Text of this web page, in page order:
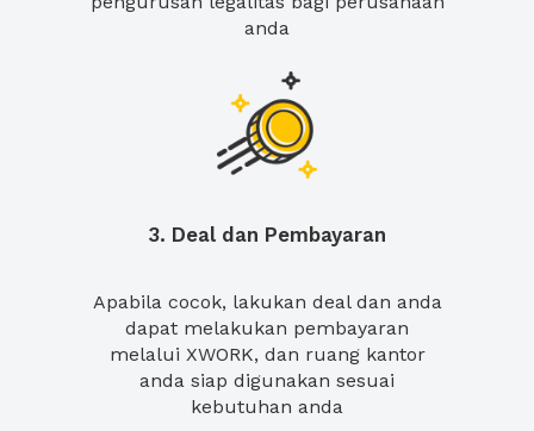
anda
3. Deal dan Pembayaran
Apabila cocok, lakukan deal dan anda
dapat melakukan pembayaran
melalui XWORK, dan ruang kantor
anda siap digunakan sesuai
kebutuhan anda